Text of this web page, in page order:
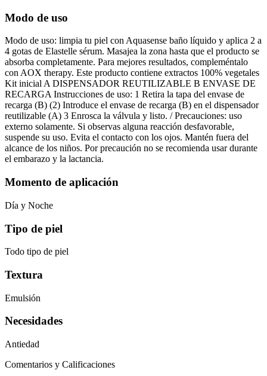
Modo de uso
Modo de uso: limpia tu piel con Aquasense baño líquido y aplica 2 a
4 gotas de Elastelle sérum. Masajea la zona hasta que el producto se
absorba completamente. Para mejores resultados, compleméntalo
con AOX therapy. Este producto contiene extractos 100% vegetales
Kit inicial A DISPENSADOR REUTILIZABLE B ENVASE DE
RECARGA Instrucciones de uso: 1 Retira la tapa del envase de
recarga (B) (2) Introduce el envase de recarga (B) en el dispensador
reutilizable (A) 3 Enrosca la válvula y listo. / Precauciones: uso
externo solamente. Si observas alguna reacción desfavorable,
suspende su uso. Evita el contacto con los ojos. Mantén fuera del
alcance de los niños. Por precaución no se recomienda usar durante
el embarazo y la lactancia.
Momento de aplicación
Día y Noche
Tipo de piel
Todo tipo de piel
Textura
Emulsión
Necesidades
Antiedad
Comentarios y Calificaciones